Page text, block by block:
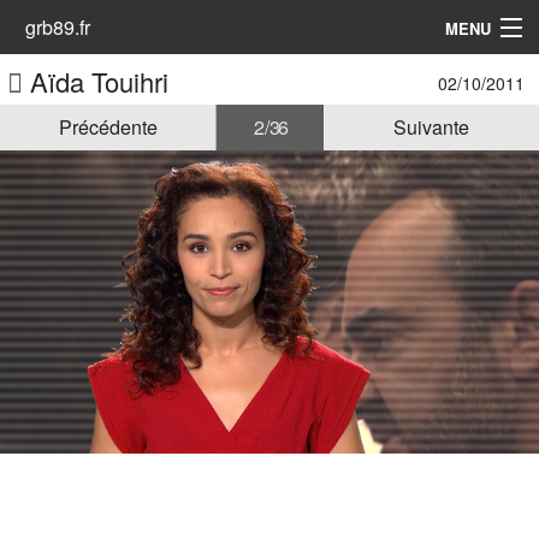
grb89.fr MENU
Accueil
Les Animatrices
Aïda Touihri 02/10/2011
Précédente 2 / 36 Suivante